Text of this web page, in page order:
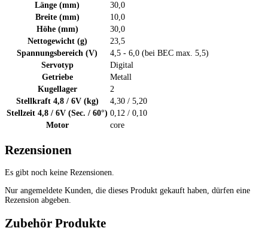
Länge (mm)
30,0
Breite (mm)
10,0
Höhe (mm)
30,0
Nettogewicht (g)
23,5
Spannungsbereich (V)
4,5 - 6,0 (bei BEC max. 5,5)
Servotyp
Digital
Getriebe
Metall
Kugellager
2
Stellkraft 4,8 / 6V (kg)
4,30 / 5,20
Stellzeit 4,8 / 6V (Sec. / 60°) 0,12 / 0,10
Motor
core
Rezensionen
Es gibt noch keine Rezensionen.
Nur angemeldete Kunden, die dieses Produkt gekauft haben, dürfen eine
Rezension abgeben.
Zubehör Produkte